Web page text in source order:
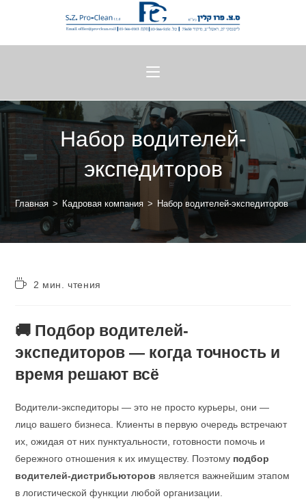
Набор водителей-
экспедиторов
Главная > Кадровая компания > Набор водителей-экспедиторов >
2 мин. чтения
🚚 Подбор водителей-
экспедиторов — когда точность и
время решают всё
Водители-экспедиторы — это не просто курьеры, они —
лицо вашего бизнеса. Клиенты в первую очередь встречают
их, ожидая от них пунктуальности, готовности помочь и
бережного отношения к их имуществу. Поэтому подбор
водителей-дистрибьюторов является важнейшим этапом
в логистической функции любой организации.